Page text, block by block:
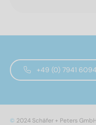
+49 (0) 7941
© 2024 Schäfer + Peters